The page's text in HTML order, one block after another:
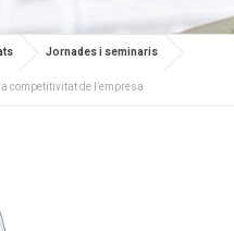
Jornades i seminaris
competitivitat de l’empresa